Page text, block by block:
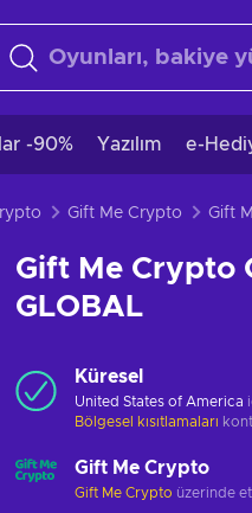
-90% Yazılım e-
Gift Me Crypto
Gift Me Crypto
GLOBAL
Küresel
United States of America
Bölgesel kısıtlamaları
Gift Me Crypto
Gift Me Crypto üzerinde